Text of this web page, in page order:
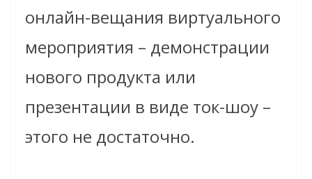
онлайн-вещания виртуального
мероприятия – демонстрации
нового продукта или
презентации в виде ток-шоу –
этого не достаточно.